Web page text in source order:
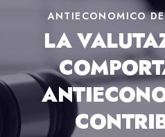
ANTIECONOMICO
LA